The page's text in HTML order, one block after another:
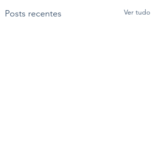
Posts recentes Ver tudo